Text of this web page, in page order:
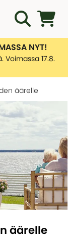
NYT!
17.8.
äärelle
äärelle